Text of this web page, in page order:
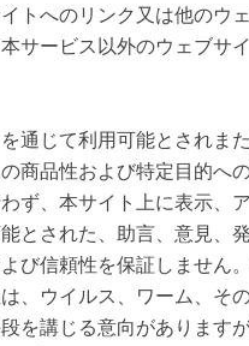
トへのリンク又は他のウ
サービス以外のウェブサ
通じて利用可能とされま
商品性および特定目的へ
ず、本サイト上に表示、
とされた、助言、意見、
び信頼性を保証しません
、ウイルス、ワーム、そ
を講じる意向があります